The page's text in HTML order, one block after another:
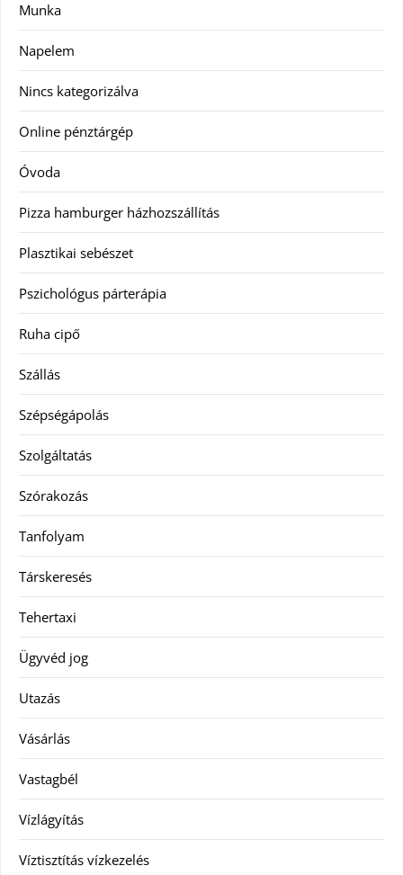
Munka
Napelem
Nincs kategorizálva
Online pénztárgép
Óvoda
Pizza hamburger házhozszállítás
Plasztikai sebészet
Pszichológus párterápia
Ruha cipő
Szállás
Szépségápolás
Szolgáltatás
Szórakozás
Tanfolyam
Társkeresés
Tehertaxi
Ügyvéd jog
Utazás
Vásárlás
Vastagbél
Vízlágyítás
Víztisztítás vízkezelés